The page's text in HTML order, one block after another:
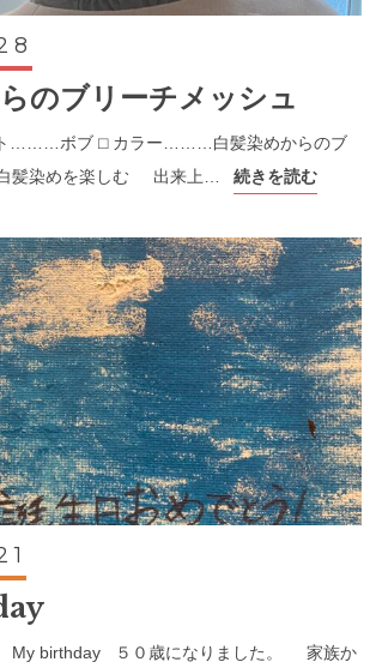
のブリーチメッシュ
………ボブ ⬜︎ カラー………白髪染めからのブ
髪染めを楽しむ 出来上…
続きを読む
birthday ５０歳になりました。 家族か